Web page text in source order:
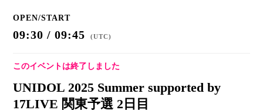
OPEN/START
09:30 / 09:45 (UTC)
このイベントは終了しました
UNIDOL 2025 Summer supported by
17LIVE 関東予選 2日目